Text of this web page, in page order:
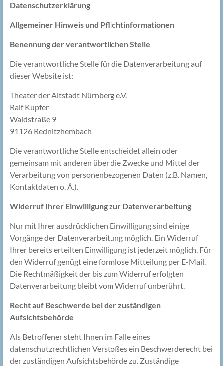
Datenschutzerklärung
Allgemeiner Hinweis und Pflichtinformationen
Benennung der verantwortlichen Stelle
Die verantwortliche Stelle für die Datenverarbeitung auf
dieser Website ist:
Theater der Altstadt Nürnberg e.V.
Ralf Kupfer
Waldstraße 9
91126 Rednitzhembach
Die verantwortliche Stelle entscheidet allein oder
gemeinsam mit anderen über die Zwecke und Mittel der
Verarbeitung von personenbezogenen Daten (z.B. Namen,
Kontaktdaten o. Ä.).
Widerruf Ihrer Einwilligung zur Datenverarbeitung
Nur mit Ihrer ausdrücklichen Einwilligung sind einige
Vorgänge der Datenverarbeitung möglich. Ein Widerruf
Ihrer bereits erteilten Einwilligung ist jederzeit möglich. Für
den Widerruf genügt eine formlose Mitteilung per E-Mail.
Die Rechtmäßigkeit der bis zum Widerruf erfolgten
Datenverarbeitung bleibt vom Widerruf unberührt.
Recht auf Beschwerde bei der zuständigen
Aufsichtsbehörde
Als Betroffener steht Ihnen im Falle eines
datenschutzrechtlichen Verstoßes ein Beschwerderecht bei
der zuständigen Aufsichtsbehörde zu. Zuständige